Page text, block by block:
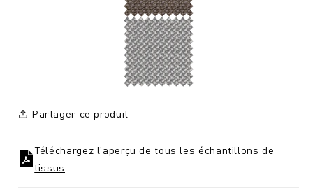
Partager ce produit
Téléchargez l'aperçu de tous les échantillons de
tissus